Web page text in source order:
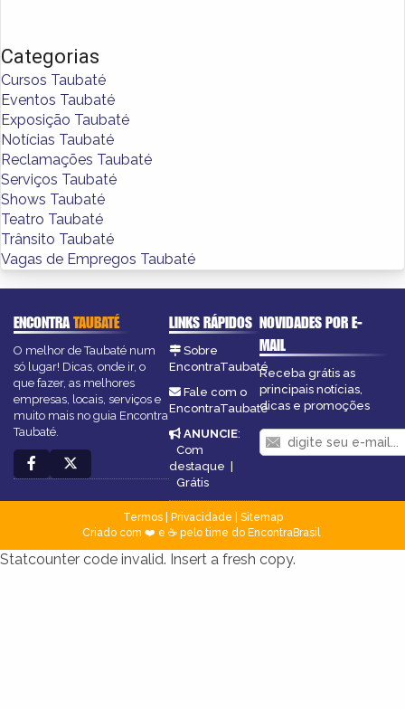
Categorias
Cursos Taubaté
Eventos Taubaté
Exposição Taubaté
Notícias Taubaté
Reclamações Taubaté
Serviços Taubaté
Shows Taubaté
Teatro Taubaté
Trânsito Taubaté
Vagas de Empregos Taubaté
ENCONTRATAUBATÉ
O melhor de Taubaté num
só lugar! Dicas, onde ir, o
que fazer, as melhores
empresas, locais, serviços e
muito mais no guia Encontra
Taubaté.
LINKS RÁPIDOS
Sobre
EncontraTaubaté
Fale com o
EncontraTaubaté
ANUNCIE:
Com
destaque |
Grátis
NOVIDADES POR E-
MAIL
Receba grátis as
principais notícias,
dicas e promoções
Termos| Privacidade
Sitemap
Criado com ❤️ e ☕ pelo time do EncontraBrasil
Statcounter code invalid. Insert a fresh copy.